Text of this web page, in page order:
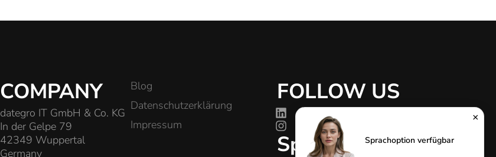
COMPANY
dategro IT GmbH & Co. KG
In der Gelpe 79
42349 Wuppertal
Germany
Blog
Datenschutzerklärung
Impressum
FOLLOW US
Sprachen
×
Sprachoption verfügbar